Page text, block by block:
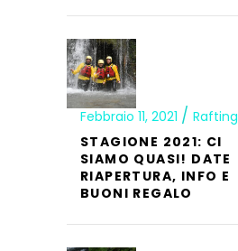
Febbraio 11, 2021
Rafting
STAGIONE 2021: CI
SIAMO QUASI! DATE
RIAPERTURA, INFO E
BUONI REGALO